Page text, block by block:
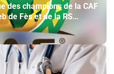
des champions de la CAF
de Fès et de la RS